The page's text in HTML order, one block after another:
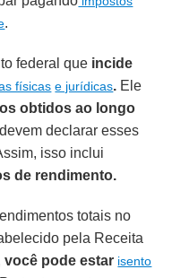
.
federal que incide
físicas e jurídicas. Ele
obtidos ao longo
declarar esses
isso inclui
de rendimento.
totais no
pela Receita
você pode estar isento